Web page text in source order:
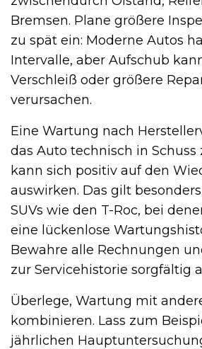
Bremsen. Plane größere
zu spät ein: Moderne Autos
Intervalle, aber Aufschub
Verschleiß oder größere
verursachen.
Eine Wartung nach
das Auto technisch in
kann sich positiv auf den
auswirken. Das gilt
SUVs wie den T-Roc, bei
eine lückenlose
Bewahre alle Rechnungen
zur Servicehistorie sorgfältig
Überlege, Wartung mit
kombinieren. Lass zum
jährlichen